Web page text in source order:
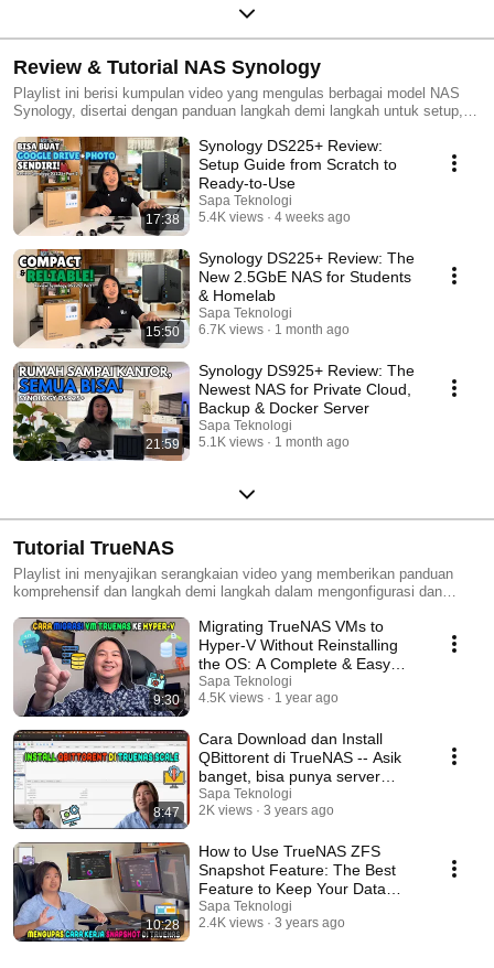
Review & Tutorial NAS Synology
Playlist ini berisi kumpulan video yang mengulas berbagai model NAS
Synology, disertai dengan panduan langkah demi langkah untuk setup,
tips berguna dan trik untuk mendapatkan performa terbaik dari solusi
NAS Synology.
17:38
Synology DS225+ Review:
Setup Guide from Scratch to
Ready-to-Use
Sapa Teknologi
5.4K views
4 weeks ago
15:50
Synology DS225+ Review: The
New 2.5GbE NAS for Students
& Homelab
Sapa Teknologi
6.7K views
1 month ago
21:59
Synology DS925+ Review: The
Newest NAS for Private Cloud,
Backup & Docker Server
Sapa Teknologi
5.1K views
1 month ago
Tutorial TrueNAS
Playlist ini menyajikan serangkaian video yang memberikan panduan
komprehensif dan langkah demi langkah dalam mengonfigurasi dan
lanjutan, temukan semua yang Anda perlu ketahui untuk
memaksimalkan sistem penyimpanan berbasis TrueNAS.
9:30
Migrating TrueNAS VMs to
Hyper-V Without Reinstalling
the OS: A Complete & Easy
Guide
Sapa Teknologi
4.5K views
1 year ago
8:47
Cara Download dan Install
QBittorent di TrueNAS -- Asik
banget, bisa punya server
torrent sendiri
Sapa Teknologi
2K views
3 years ago
10:28
How to Use TrueNAS ZFS
Snapshot Feature: The Best
Feature to Keep Your Data
Safe and Secure
Sapa Teknologi
2.4K views
3 years ago